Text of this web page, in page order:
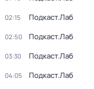
02:15 Подкаст.Лаб
02:50 Подкаст.Лаб
03:30 Подкаст.Лаб
04:05 Подкаст.Лаб